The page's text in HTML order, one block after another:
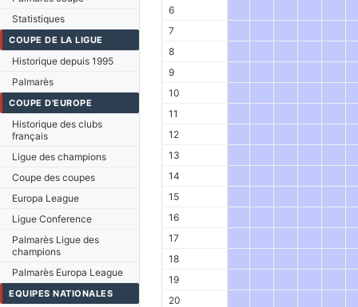
Statistiques
COUPE DE LA LIGUE
Historique depuis 1995
Palmarès
COUPE D'EUROPE
Historique des clubs
français
Ligue des champions
Coupe des coupes
Europa League
Ligue Conference
Palmarès Ligue des
champions
Palmarès Europa League
EQUIPES NATIONALES
6
7
8
9
10
11
12
13
14
15
16
17
18
19
20